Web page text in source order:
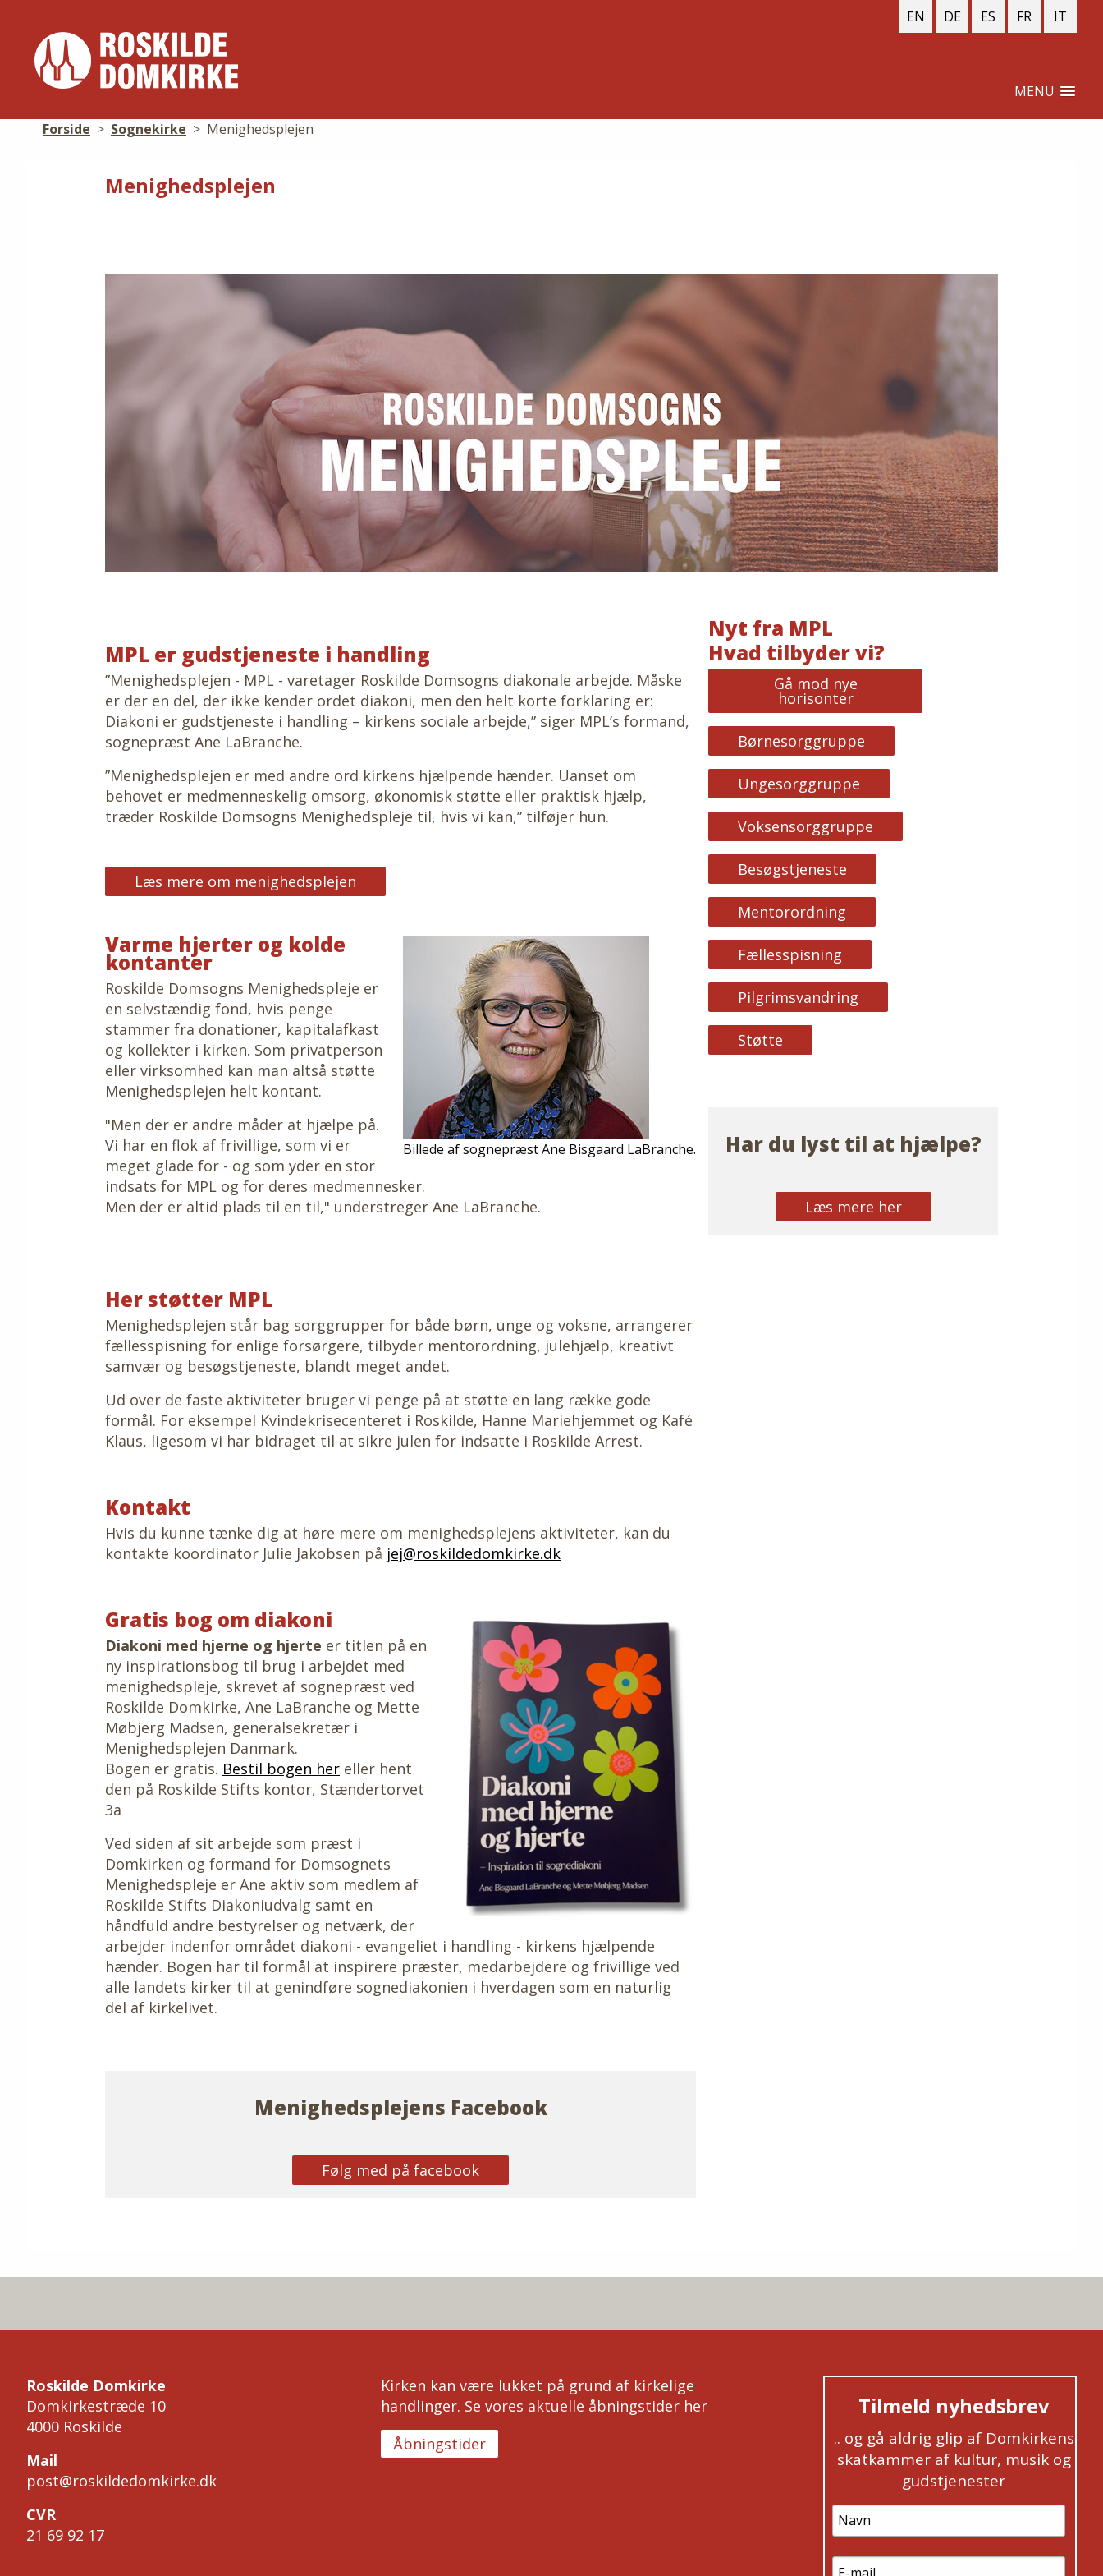
IT
FR
ES
DE
EN
MENU
Forside > Sognekirke > Menighedsplejen
Menighedsplejen
MPL er gudstjeneste i handling
”Menighedsplejen - MPL - varetager Roskilde Domsogns diakonale arbejde. Måske
er der en del, der ikke kender ordet diakoni, men den helt korte forklaring er:
Diakoni er gudstjeneste i handling – kirkens sociale arbejde,” siger MPL’s formand,
sognepræst Ane LaBranche.
”Menighedsplejen er med andre ord kirkens hjælpende hænder. Uanset om
behovet er medmenneskelig omsorg, økonomisk støtte eller praktisk hjælp,
træder Roskilde Domsogns Menighedspleje til, hvis vi kan,” tilføjer hun.
Læs mere om menighedsplejen
Billede af sognepræst Ane Bisgaard LaBranche.
Varme hjerter og kolde
kontanter
Roskilde Domsogns Menighedspleje er
en selvstændig fond, hvis penge
stammer fra donationer, kapitalafkast
og kollekter i kirken. Som privatperson
eller virksomhed kan man altså støtte
Menighedsplejen helt kontant.
"Men der er andre måder at hjælpe på.
Vi har en flok af frivillige, som vi er
meget glade for - og som yder en stor
indsats for MPL og for deres medmennesker.
Men der er altid plads til en til," understreger Ane LaBranche.
Her støtter MPL
Menighedsplejen står bag sorggrupper for både børn, unge og voksne, arrangerer
fællesspisning for enlige forsørgere, tilbyder mentorordning, julehjælp, kreativt
samvær og besøgstjeneste, blandt meget andet.
Ud over de faste aktiviteter bruger vi penge på at støtte en lang række gode
formål. For eksempel Kvindekrisecenteret i Roskilde, Hanne Mariehjemmet og Kafé
Klaus, ligesom vi har bidraget til at sikre julen for indsatte i Roskilde Arrest.
Kontakt
Hvis du kunne tænke dig at høre mere om menighedsplejens aktiviteter, kan du
kontakte koordinator Julie Jakobsen på jej@roskildedomkirke.dk
Gratis bog om diakoni
Diakoni med hjerne og hjerte er titlen på en
ny inspirationsbog til brug i arbejdet med
menighedspleje, skrevet af sognepræst ved
Roskilde Domkirke, Ane LaBranche og Mette
Møbjerg Madsen, generalsekretær i
Menighedsplejen Danmark.
Bogen er gratis. Bestil bogen her eller hent
den på Roskilde Stifts kontor, Stændertorvet
3a
Ved siden af sit arbejde som præst i
Domkirken og formand for Domsognets
Menighedspleje er Ane aktiv som medlem af
Roskilde Stifts Diakoniudvalg samt en
håndfuld andre bestyrelser og netværk, der
arbejder indenfor området diakoni - evangeliet i handling - kirkens hjælpende
hænder. Bogen har til formål at inspirere præster, medarbejdere og frivillige ved
alle landets kirker til at genindføre sognediakonien i hverdagen som en naturlig
del af kirkelivet.
Menighedsplejens Facebook
Følg med på facebook
Nyt fra MPL
Hvad tilbyder vi?
Gå mod nye
horisonter
Børnesorggruppe
Ungesorggruppe
Voksensorggruppe
Besøgstjeneste
Mentorordning
Fællesspisning
Pilgrimsvandring
Støtte
Har du lyst til at hjælpe?
Læs mere her
Roskilde Domkirke
Domkirkestræde 10
4000 Roskilde
Mail
post@roskildedomkirke.dk
CVR
21 69 92 17
Kirken kan være lukket på grund af kirkelige
handlinger. Se vores aktuelle åbningstider her
Åbningstider
Tilmeld nyhedsbrev
.. og gå aldrig glip af Domkirkens
skatkammer af kultur, musik og
gudstjenester